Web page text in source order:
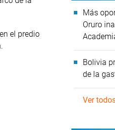
el predio
Más
Oruro
Bolivia
de la
Ver